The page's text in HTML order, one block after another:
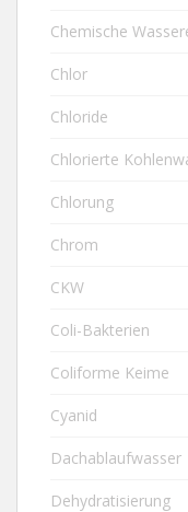
Chemische
Chlor
Chloride
Chlorierte
Chlorung
Chrom
CKW
Coli-Bakterien
Coliforme Keime
Cyanid
Dachablaufwasser
Dehydratisierung